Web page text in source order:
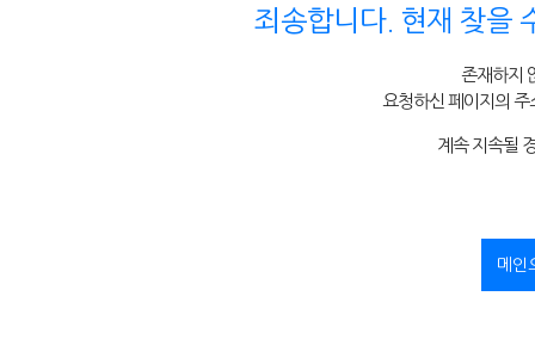
죄송합니다. 현재 찾을
존재하지
요청하신 페이지의 주
계속 지속될
메인